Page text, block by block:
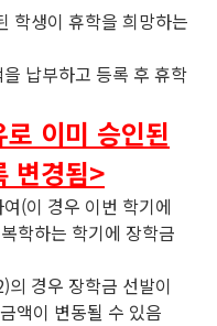
학생이 휴학을 희망하는
납부하고 등록 후 휴학
이미 승인된
변경됨>
(이 경우 이번 학기에
학하는 학기에 장학금
의 경우 장학금 선발이
액이 변동될 수 있음